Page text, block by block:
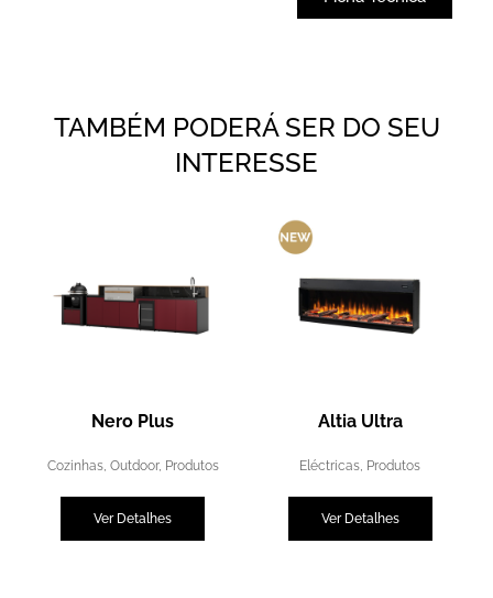
TAMBÉM PODERÁ SER DO SEU
INTERESSE
Nero Plus
Cozinhas, Outdoor, Produtos
Ver Detalhes
Altia Ultra
Eléctricas, Produtos
Ver Detalhes